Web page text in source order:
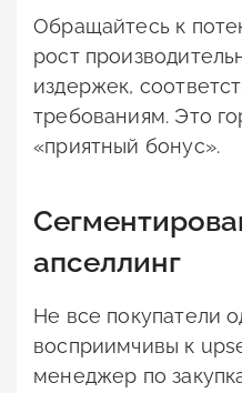
Обращайтесь к
рост
издержек,
требованиям. Это
«приятный бонус».
апселлинг
Не все покупатели
восприимчивы к
менеджер по